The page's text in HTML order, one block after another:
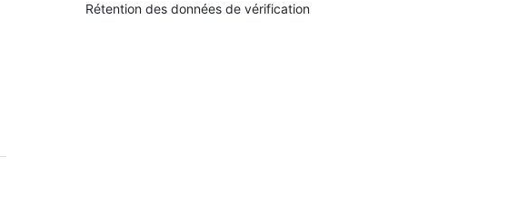
Rétention des données de vérification